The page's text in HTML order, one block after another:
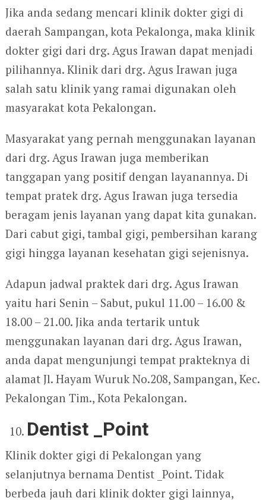
Jika anda sedang mencari klinik dokter gigi di
daerah Sampangan, kota Pekalonga, maka klinik
dokter gigi dari drg. Agus Irawan dapat menjadi
pilihannya. Klinik dari drg. Agus Irawan juga
salah satu klinik yang ramai digunakan oleh
masyarakat kota Pekalongan.
Masyarakat yang pernah menggunakan layanan
dari drg. Agus Irawan juga memberikan
tanggapan yang positif dengan layanannya. Di
tempat pratek drg. Agus Irawan juga tersedia
beragam jenis layanan yang dapat kita gunakan.
Dari cabut gigi, tambal gigi, pembersihan karang
gigi hingga layanan kesehatan gigi sejenisnya.
Adapun jadwal praktek dari drg. Agus Irawan
yaitu hari Senin – Sabut, pukul 11.00 – 16.00 &
18.00 – 21.00. Jika anda tertarik untuk
menggunakan layanan dari drg. Agus Irawan,
anda dapat mengunjungi tempat prakteknya di
alamat Jl. Hayam Wuruk No.208, Sampangan, Kec.
Pekalongan Tim., Kota Pekalongan.
Dentist _Point
Klinik dokter gigi di Pekalongan yang
selanjutnya bernama Dentist _Point. Tidak
berbeda jauh dari klinik dokter gigi lainnya,